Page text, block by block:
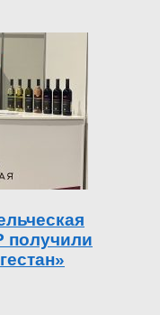
получили